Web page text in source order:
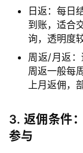
德
指
期
日返：每日
到账，适合
询，透明度
周返/月返：
周返一般每
上月返佣，
3. 返佣条件
参与